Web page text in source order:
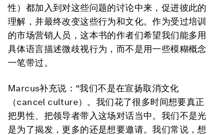
性）都加入到对这些问题的讨论中来，促进彼此的
理解，并最终改变这些行为和文化。作为受过培训
的市场营销人员，这本书的作者们希望我们能多用
具体语言描述微歧视行为，而不是用一些模糊概念
一笔带过。
Marcus补充说：“我们不是在宣扬取消文化
（cancel culture）。我们花了很多时间想要真正
把男性、把领导者带入这场对话当中。我们不是光
是为了揭发，更多的还是想要邀请。我们常说，想